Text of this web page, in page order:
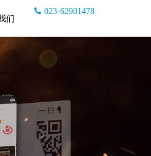
023-62901478
们